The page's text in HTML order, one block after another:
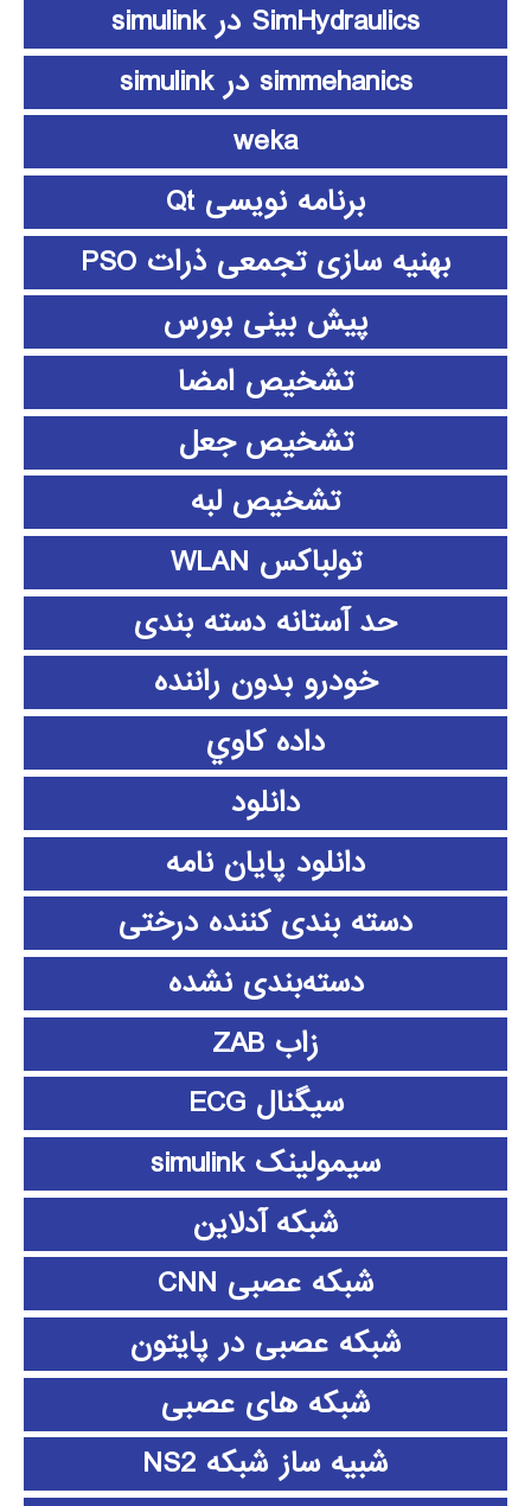
SimHydraulics در simulink
simmehanics در simulink
weka
برنامه نویسی Qt
بهنیه سازی تجمعی ذرات PSO
پیش بینی بورس
تشخیص امضا
تشخیص جعل
تشخیص لبه
تولباکس WLAN
حد آستانه دسته بندی
خودرو بدون راننده
داده كاوي
دانلود
دانلود پايان نامه
دسته بندی کننده درختی
دسته‌بندی نشده
زاب ZAB
سیگنال ECG
سیمولینک simulink
شبکه آدلاین
شبکه عصبی CNN
شبکه عصبی در پایتون
شبکه های عصبی
شبیه ساز شبکه NS2